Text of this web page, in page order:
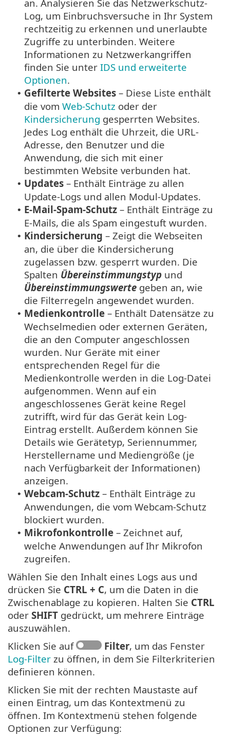
an. Analysieren Sie das Netzwerkschutz-
Log, um Einbruchsversuche in Ihr System
rechtzeitig zu erkennen und unerlaubte
Zugriffe zu unterbinden. Weitere
Informationen zu Netzwerkangriffen
finden Sie unter IDS und erweiterte
Optionen.
• Gefilterte Websites – Diese Liste enthält
die vom Web-Schutz oder der
Kindersicherung gesperrten Websites.
Jedes Log enthält die Uhrzeit, die URL-
Adresse, den Benutzer und die
Anwendung, die sich mit einer
bestimmten Website verbunden hat.
• Updates – Enthält Einträge zu allen
Update-Logs und allen Modul-Updates.
• E-Mail-Spam-Schutz – Enthält Einträge zu
E-Mails, die als Spam eingestuft wurden.
• Kindersicherung – Zeigt die Webseiten
an, die über die Kindersicherung
zugelassen bzw. gesperrt wurden. Die
Spalten Übereinstimmungstyp und
Übereinstimmungswerte geben an, wie
die Filterregeln angewendet wurden.
• Medienkontrolle – Enthält Datensätze zu
Wechselmedien oder externen Geräten,
die an den Computer angeschlossen
wurden. Nur Geräte mit einer
entsprechenden Regel für die
Medienkontrolle werden in die Log-Datei
aufgenommen. Wenn auf ein
angeschlossenes Gerät keine Regel
zutrifft, wird für das Gerät kein Log-
Eintrag erstellt. Außerdem können Sie
Details wie Gerätetyp, Seriennummer,
Herstellername und Mediengröße (je
nach Verfügbarkeit der Informationen)
anzeigen.
• Webcam-Schutz – Enthält Einträge zu
Anwendungen, die vom Webcam-Schutz
blockiert wurden.
• Mikrofonkontrolle – Zeichnet auf,
welche Anwendungen auf Ihr Mikrofon
zugreifen.
Wählen Sie den Inhalt eines Logs aus und
drücken Sie CTRL + C, um die Daten in die
Zwischenablage zu kopieren. Halten Sie CTRL
oder SHIFT gedrückt, um mehrere Einträge
auszuwählen.
Klicken Sie auf
Filter, um das Fenster
Log-Filter zu öffnen, in dem Sie Filterkriterien
definieren können.
Klicken Sie mit der rechten Maustaste auf
einen Eintrag, um das Kontextmenü zu
öffnen. Im Kontextmenü stehen folgende
Optionen zur Verfügung: